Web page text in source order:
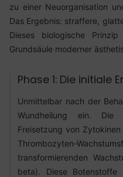
zu einer Neuorganisation
Das Ergebnis: straffere,
Dieses biologische
Grundsäule moderner
Phase 1: Die initiale
Unmittelbar nach der
Wundheilung ein. Die
Freisetzung von
Thrombozyten-
transformierenden
beta). Diese Botenstoffe